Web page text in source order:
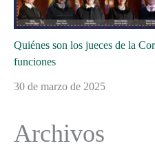
Quiénes son los jueces de la
funciones
30 de marzo de 2025
Archivos